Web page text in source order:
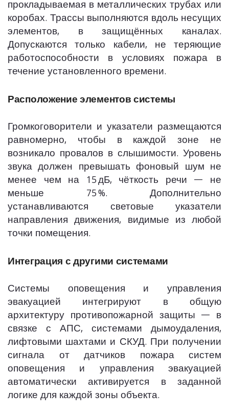
прокладываемая в металлических трубах или
коробах. Трассы выполняются вдоль несущих
элементов, в защищённых каналах.
Допускаются только кабели, не теряющие
работоспособности в условиях пожара в
течение установленного времени.
Расположение элементов системы
Громкоговорители и указатели размещаются
равномерно, чтобы в каждой зоне не
возникало провалов в слышимости. Уровень
звука должен превышать фоновый шум не
менее чем на 15 дБ, чёткость речи — не
меньше 75 %. Дополнительно
устанавливаются световые указатели
направления движения, видимые из любой
точки помещения.
Интеграция с другими системами
Системы оповещения и управления
эвакуацией интегрируют в общую
архитектуру противопожарной защиты — в
связке с АПС, системами дымоудаления,
лифтовыми шахтами и СКУД. При получении
сигнала от датчиков пожара систем
оповещения и управления эвакуацией
автоматически активируется в заданной
логике для каждой зоны объекта.